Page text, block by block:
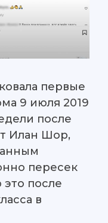
первые
9 июля 2019
после
Илан Шор,
пересек
после
в